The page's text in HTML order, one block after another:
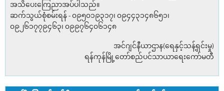
အသိပေးကြေညာအပ်ပါသည်။
ဆက်သွယ်စုံစမ်းရန် - ၀၉၅၀၁၉၃၁၇၊ ၀၉၄၄၃၁၄၈၆၅၁၊
၀၉၂၆၁၇၇၉၄၆၃၊ ၀၉၉၇၆၄၀၆၁၄၈
အင်ဂျင်နီယာဌာန(ရေနှင့်သန့်ရှင်းမှု)
ရန်ကုန်မြို့တော်စည်ပင်သာယာရေးကော်မတီ